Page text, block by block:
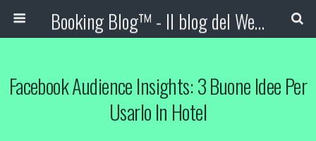
Booking Blog™ - Il blog del Web Marketing Turistico
Facebook Audience Insights: 3 Buone Idee Per
Usarlo In Hotel